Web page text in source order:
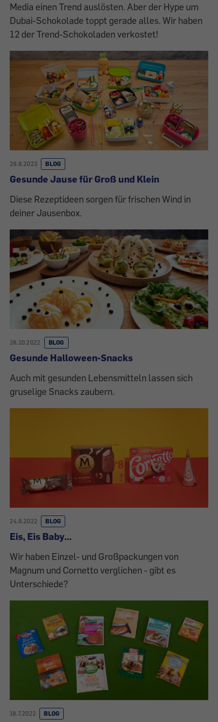
Media einen Trend auslösten. Aber der Hype um
Dubai-Schokolade toppt gerade alles. Wir haben
12 der Trend-Schokoladen verkostet!
29.8.2023 BLOG
Gesunde Jause für Groß und Klein
Diese Rezeptideen sorgen für frischen Wind in
deiner Jausenbox.
28.10.2022 BLOG
Gesunde Halloween-Snacks
Auch mit gesunden Lebensmitteln lassen sich
gruselige Snacks zaubern.
24.8.2022 BLOG
Eis, Eis Baby...
Wir haben Einzel- und Großpackungen von
Magnum und Cornetto verglichen - gibt es
Unterschiede?
18.7.2022 BLOG